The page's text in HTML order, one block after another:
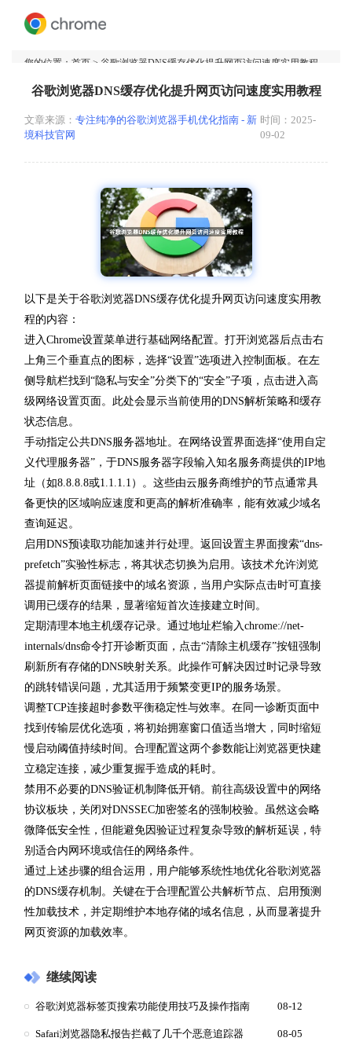
您的位置： 首页 > 谷歌浏览器DNS缓存优化提升网页访问速度实用教程
谷歌浏览器DNS缓存优化提升网页访问速度实用教程
文章来源： 专注纯净的谷歌浏览器手机优化指南 - 新
境科技官网
时间：2025-
09-02
以下是关于谷歌浏览器DNS缓存优化提升网页访问速度实用教
程的内容：
进入Chrome设置菜单进行基础网络配置。打开浏览器后点击右
上角三个垂直点的图标，选择“设置”选项进入控制面板。在左
侧导航栏找到“隐私与安全”分类下的“安全”子项，点击进入高
级网络设置页面。此处会显示当前使用的DNS解析策略和缓存
状态信息。
手动指定公共DNS服务器地址。在网络设置界面选择“使用自定
义代理服务器”，于DNS服务器字段输入知名服务商提供的IP地
址（如8.8.8.8或1.1.1.1）。这些由云服务商维护的节点通常具
备更快的区域响应速度和更高的解析准确率，能有效减少域名
查询延迟。
启用DNS预读取功能加速并行处理。返回设置主界面搜索“dns-
prefetch”实验性标志，将其状态切换为启用。该技术允许浏览
器提前解析页面链接中的域名资源，当用户实际点击时可直接
调用已缓存的结果，显著缩短首次连接建立时间。
定期清理本地主机缓存记录。通过地址栏输入chrome://net-
internals/dns命令打开诊断页面，点击“清除主机缓存”按钮强制
刷新所有存储的DNS映射关系。此操作可解决因过时记录导致
的跳转错误问题，尤其适用于频繁变更IP的服务场景。
调整TCP连接超时参数平衡稳定性与效率。在同一诊断页面中
找到传输层优化选项，将初始拥塞窗口值适当增大，同时缩短
慢启动阈值持续时间。合理配置这两个参数能让浏览器更快建
立稳定连接，减少重复握手造成的耗时。
禁用不必要的DNS验证机制降低开销。前往高级设置中的网络
协议板块，关闭对DNSSEC加密签名的强制校验。虽然这会略
微降低安全性，但能避免因验证过程复杂导致的解析延误，特
别适合内网环境或信任的网络条件。
通过上述步骤的组合运用，用户能够系统性地优化谷歌浏览器
的DNS缓存机制。关键在于合理配置公共解析节点、启用预测
性加载技术，并定期维护本地存储的域名信息，从而显著提升
网页资源的加载效率。
继续阅读
谷歌浏览器标签页搜索功能使用技巧及操作指南 08-12
Safari浏览器隐私报告拦截了几千个恶意追踪器 08-05